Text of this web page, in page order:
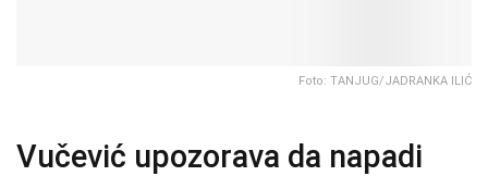
Foto: TANJUG/JADRANKA ILIĆ
Vučević upozorava da napadi